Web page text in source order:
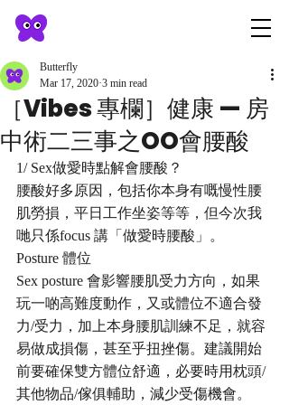
［Vibes 專欄］健康 — 房
中術二三事之OO會腰酸
Butterfly
Mar 17, 2020 3 min read
1/ Sex做愛時點解會腰酸？
腰酸好多原因，包括你本身有嘅慢性腰
肌勞損，平日工作坐姿等等，但今次我
哋只係focus 講「做愛時腰酸」。
Posture 體位
Sex posture 會影響腰肌受力方向，如果
玩一啲高難度動作，又或體位不適合發
力/受力，加上本身腰肌訓練不足，就容
易做成損傷，甚至乎扭挫傷。建議開始
前要確保雙方體位舒適，必要時用枕頭/
其他物品/傢俱輔助，減少受傷機會。